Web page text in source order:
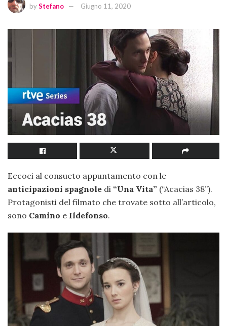
byStefano Giugno 11, 2020
Eccoci al consueto appuntamento con le
anticipazioni spagnole di “Una Vita” (“Acacias 38”).
Protagonisti del filmato che trovate sotto all’articolo,
sono Camino e Ildefonso.